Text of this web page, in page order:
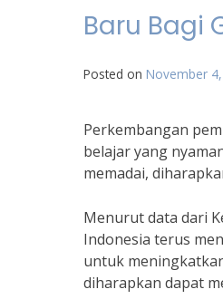
Baru Bagi
Posted on November
Perkembangan
belajar yang
memadai,
Menurut data dari
Indonesia terus
untuk
diharapkan dapat